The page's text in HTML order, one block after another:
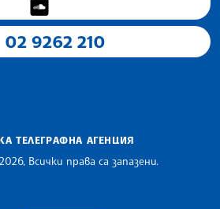
02 9262 210
ТЕЛЕГРАФНА АГЕНЦИЯ
Всички права са запазени.